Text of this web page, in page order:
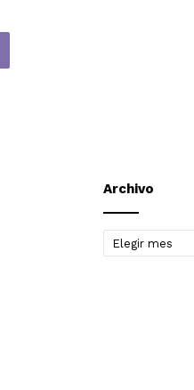
Archivo
Archivo